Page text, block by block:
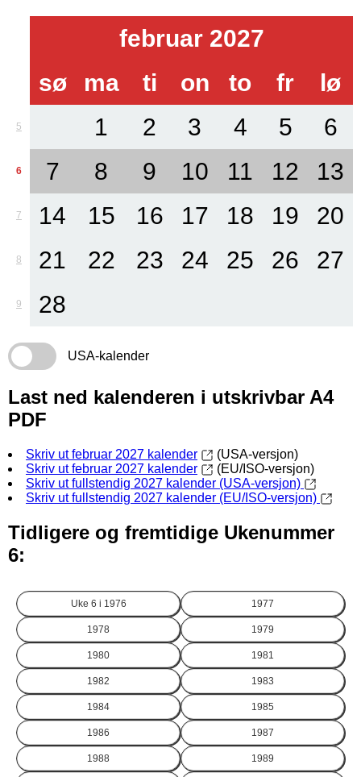
februar 2027
sø
ma ti on to fr lø
5 1 2 3 4 5 6
6 7 8 9 10 11 12 13
7 14 15 16 17 18 19 20
8 21 22 23 24 25 26 27
9 28
USA-kalender
Last ned kalenderen i utskrivbar A4
PDF
Skriv ut februar 2027 kalender
(USA-versjon)
Skriv ut februar 2027 kalender
(EU/ISO-versjon)
Skriv ut fullstendig 2027 kalender (USA-versjon)
Skriv ut fullstendig 2027 kalender (EU/ISO-versjon)
Tidligere og fremtidige Ukenummer
6:
Uke 6 i 1976 1977
1978 1979
1980 1981
1982 1983
1984 1985
1986 1987
1988 1989